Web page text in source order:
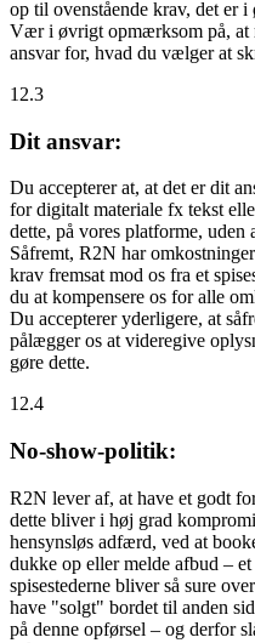
op til ovenstående krav, det er i
Vær i øvrigt opmærksom på, at
ansvar for, hvad du vælger at
12.3
Dit ansvar:
Du accepterer at, at det er dit
for digitalt materiale fx tekst
dette, på vores platforme, uden
Såfremt, R2N har
krav fremsat mod os fra et
du at kompensere os for alle
Du accepterer yderligere, at
pålægger os at videregive
gøre dette.
12.4
No-show-politik:
R2N lever af, at have et godt
dette bliver i høj grad
hensynsløs adfærd, ved at
dukke op eller melde afbud –
spisestederne bliver så sure
have "solgt" bordet til anden
på denne opførsel – og derfor